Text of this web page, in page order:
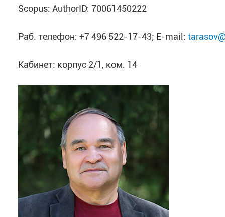
Scopus: AuthorID: 70061450222
Раб. телефон: +7 496 522-17-43; E-mail:
Кабинет: корпус 2/1, ком. 14